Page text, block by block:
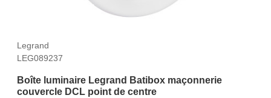
Legrand
LEG089237
Boîte luminaire Legrand Batibox maçonnerie
couvercle DCL point de centre